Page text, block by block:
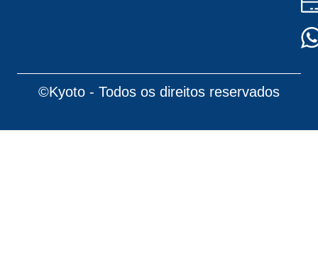
©Kyoto - Todos os direitos reservados